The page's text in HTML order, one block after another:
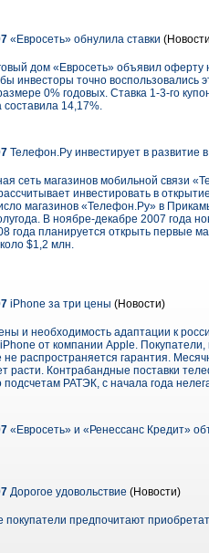
«Евросеть» обнулила ставки
дом «Евросеть» объявил
инвесторы точно воспользовались
0% годовых. Ставка 1-3-го
составила 14,17%.
Телефон.Ру инвестирует в развитие
сеть магазинов мобильной связи
инвестировать в
магазинов «Телефон.Ру» в
В ноябре-декабре 2007 года
года планируется открыть первые
$1,2 млн.
iPhone за три цены (Новости)
и необходимость адаптации к
от компании Apple.
не распространяется гарантия.
расти. Контрабандные поставки
подсчетам РАТЭК, с начала года
«Евросеть» и «Ренессанс Кредит»
Дорогое удовольствие (Новости)
покупатели предпочитают